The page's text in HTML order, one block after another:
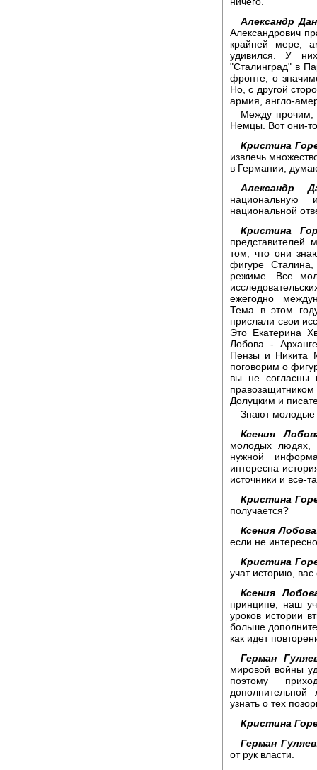
Александр
Александрович
крайней мере,
удивился. У
"Сталинград" в
фронте, о
Но, с другой
армия, англо-
Между прочим,
Немцы. Вот они-
Кристина
извлечь
в Германии,
Александр
национальную
национальной
Кристина
представителей
том, что они
фигуре
режиме. Все
ежегодно
Тема в этом
прислали свои
Это Екатерина
Лобова -
Пензы и Никита
поговорим о
вы не согласны
Долуцким и
Знают молодые
Ксения
молодых людях,
нужной
интересна
источники и все-
Кристина
получается?
Ксения
если не
Кристина
учат историю,
Ксения
принципе, наш
уроков истории
больше
как идет
Герман
мировой войны
поэтому
узнать о тех
Кристина
Герман
от рук власти.